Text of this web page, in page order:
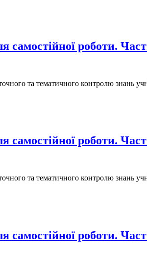
самостійної роботи.
та тематичного контролю знань
самостійної роботи.
та тематичного контролю знань
самостійної роботи.